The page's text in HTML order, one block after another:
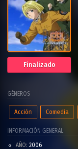
Finalizado
GÉNEROS
Acción Comedia
INFORMACIÓN GENERAL
AÑO: 2006